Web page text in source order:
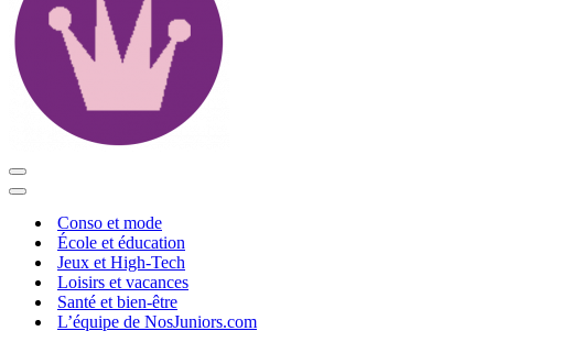
Menu
de
Menu
navigationConso et mode
École et éducation
Jeux et High-Tech
Loisirs et vacances
Santé et bien-être
L’équipe de NosJuniors.com